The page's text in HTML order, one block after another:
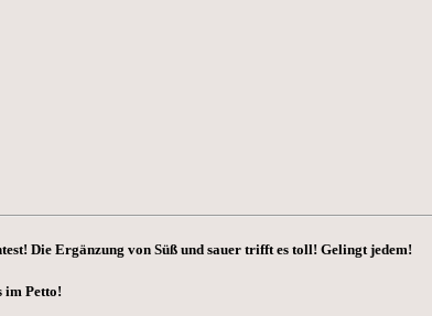
Die Ergänzung von Süß und sauer trifft es toll! Gelingt jedem!
im Petto!